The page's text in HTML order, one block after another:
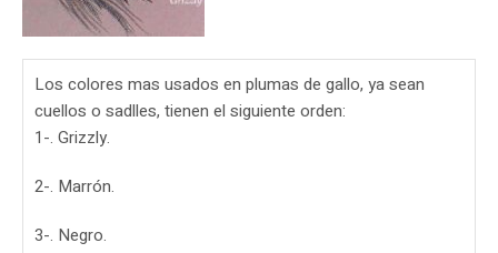
Los colores mas usados en plumas de gallo, ya sean
cuellos o sadlles, tienen el siguiente orden:
1-. Grizzly.
2-. Marrón.
3-. Negro.